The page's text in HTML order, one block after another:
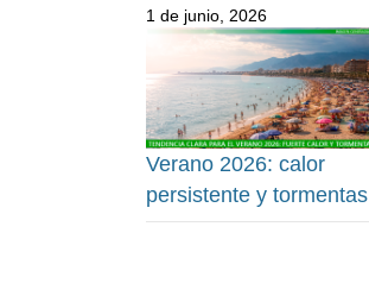
1 de junio, 2026
Verano 2026: calor
persistente y tormentas